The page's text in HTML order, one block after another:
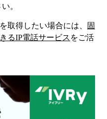
。
を取得したい場合には、
固
るIP電話サービス をご活